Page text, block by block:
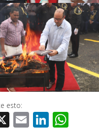
esto:
X EmailLinkedIn